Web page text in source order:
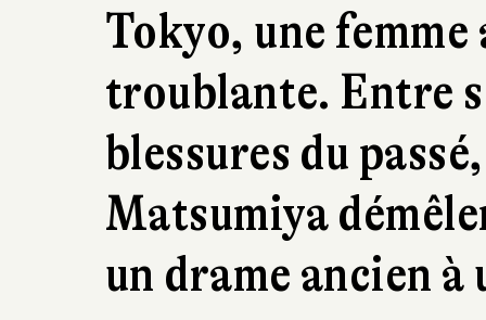
Tokyo, une femme
troublante. Entre
blessures du
Matsumiya
un drame ancien